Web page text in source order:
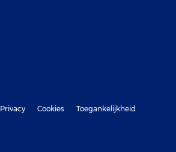
Privacy Cookies
Toegankelijkheid